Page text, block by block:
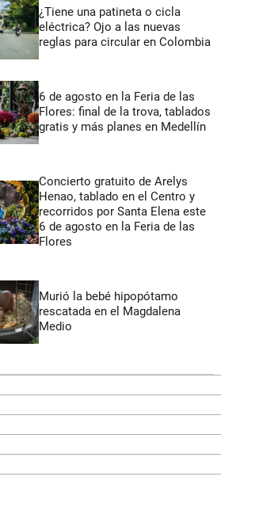
¿Tiene una patineta o cicla
eléctrica? Ojo a las nuevas
reglas para circular en Colombia
6 de agosto en la Feria de las
Flores: final de la trova, tablados
gratis y más planes en Medellín
Concierto gratuito de Arelys
Henao, tablado en el Centro y
recorridos por Santa Elena este
6 de agosto en la Feria de las
Flores
Murió la bebé hipopótamo
rescatada en el Magdalena
Medio